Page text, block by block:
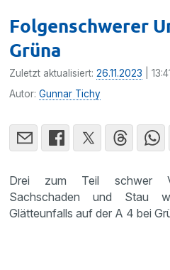
Folgenschwerer
Grüna
Zuletzt aktualisiert:26.11.2023 |
Autor:Gunnar Tichy
Drei zum Teil schwer
Sachschaden und Stau
Glätteunfalls auf der A 4 bei